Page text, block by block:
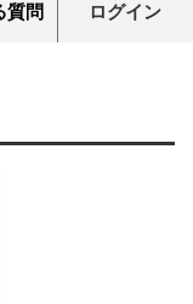
質問 ログイン